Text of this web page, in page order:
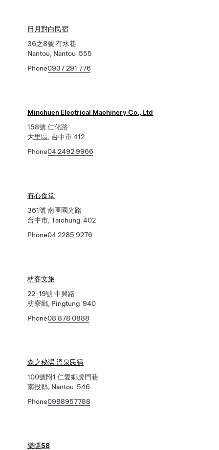
日月對白民宿
36之8號 有水巷
Nantou, Nantou 555
Phone0937 291 776
Minchuen Electrical Machinery Co., Ltd
158號 仁化路
大里區, 台中市 412
Phone04 2492 9966
有心食堂
361號 南區國光路
台中市, Taichung 402
Phone04 2285 9276
枋客文旅
22-19號 中興路
枋寮鄉, Pingtung 940
Phone08 878 0888
森之秘湯 溫泉民宿
100號附1 仁愛鄉虎門巷
南投縣, Nantou 546
Phone0988957788
樂隱58